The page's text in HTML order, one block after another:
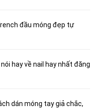
đầu móng đẹp tự
hay về nail hay nhất đăng
dán móng tay giả chắc,